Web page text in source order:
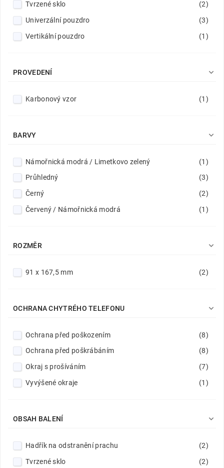
Tvrzené sklo
(2)
Univerzální pouzdro
(3)
Vertikální pouzdro
(1)
PROVEDENÍ 
Karbonový vzor (1)
BARVY 
Námořnická modrá / Limetkovo zelený
(1)
Průhledný
(3)
Černý
(2)
Červený / Námořnická modrá
(1)
ROZMĚR 
91 x 167,5 mm (2)
OCHRANA CHYTRÉHO TELEFONU 
Ochrana před poškozením
(8)
Ochrana před poškrábáním
(8)
Okraj s prošíváním
(7)
Vyvýšené okraje
(1)
OBSAH BALENÍ 
Hadřík na odstranění prachu
(2)
Tvrzené sklo
(2)